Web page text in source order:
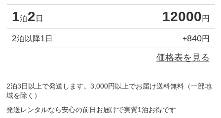
1泊2 日 12000円
2泊以降1日 +840円
価格表を見る
2泊3日以上で発送します。3,000円以上でお届け送料無料（一部地
域を除く）
発送レンタルなら安心の前日お届けで実質1泊お得です